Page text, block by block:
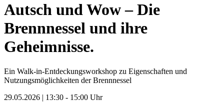
Autsch und Wow – Die
Brennnessel und ihre
Geheimnisse.
Ein Walk-in-Entdeckungsworkshop zu Eigenschaften und
Nutzungsmöglichkeiten der Brennnessel
29.05.2026 | 13:30 - 15:00 Uhr